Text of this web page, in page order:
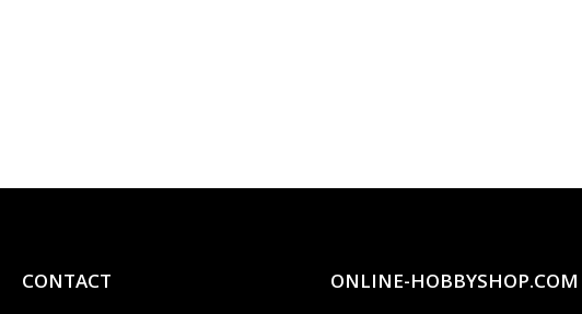
CONTACT ONLINE-HOBBYSHOP.COM